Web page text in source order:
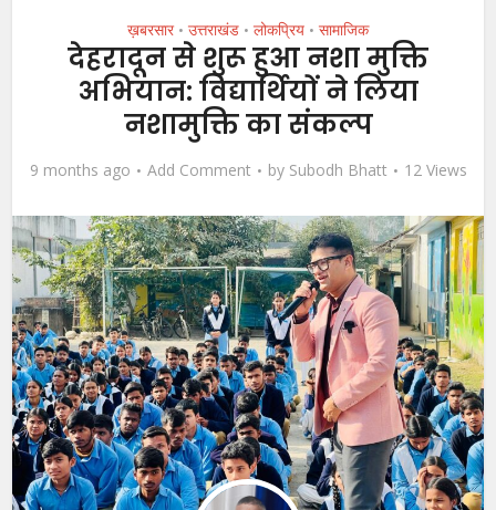
ख़बरसार • उत्तराखंड • लोकप्रिय • सामाजिक
देहरादून से शुरू हुआ नशा मुक्ति
अभियान: विद्यार्थियों ने लिया
नशामुक्ति का संकल्प
9 months ago Add Comment by Subodh Bhatt 12 Views